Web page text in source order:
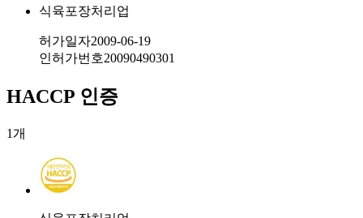
식육포장처리업
허가일자2009-06-19
인허가번호20090490301
HACCP 인증
1개